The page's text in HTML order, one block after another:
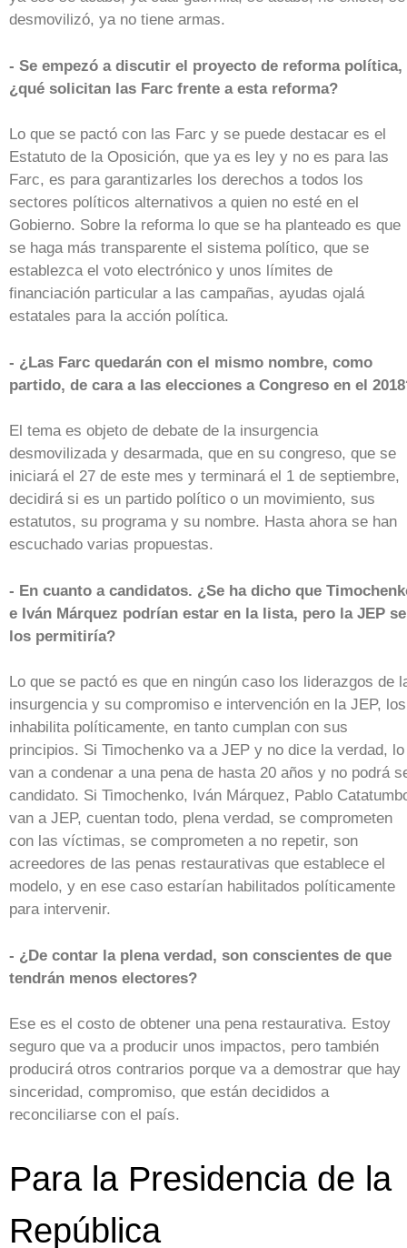
desmovilizó, ya no tiene armas.
- Se empezó a discutir el proyecto de reforma política,
¿qué solicitan las Farc frente a esta reforma?
Lo que se pactó con las Farc y se puede destacar es el
Estatuto de la Oposición, que ya es ley y no es para las
Farc, es para garantizarles los derechos a todos los
sectores políticos alternativos a quien no esté en el
Gobierno. Sobre la reforma lo que se ha planteado es que
se haga más transparente el sistema político, que se
establezca el voto electrónico y unos límites de
financiación particular a las campañas, ayudas ojalá
estatales para la acción política.
- ¿Las Farc quedarán con el mismo nombre, como
partido, de cara a las elecciones a Congreso en el
El tema es objeto de debate de la insurgencia
desmovilizada y desarmada, que en su congreso, que se
iniciará el 27 de este mes y terminará el 1 de septiembre,
decidirá si es un partido político o un movimiento, sus
estatutos, su programa y su nombre. Hasta ahora se han
escuchado varias propuestas.
- En cuanto a candidatos. ¿Se ha dicho que
e Iván Márquez podrían estar en la lista, pero la JEP se
los permitiría?
Lo que se pactó es que en ningún caso los liderazgos de
insurgencia y su compromiso e intervención en la JEP, los
inhabilita políticamente, en tanto cumplan con sus
principios. Si Timochenko va a JEP y no dice la verdad, lo
van a condenar a una pena de hasta 20 años y no podrá
candidato. Si Timochenko, Iván Márquez, Pablo
van a JEP, cuentan todo, plena verdad, se comprometen
con las víctimas, se comprometen a no repetir, son
acreedores de las penas restaurativas que establece el
modelo, y en ese caso estarían habilitados políticamente
para intervenir.
- ¿De contar la plena verdad, son conscientes de que
tendrán menos electores?
Ese es el costo de obtener una pena restaurativa. Estoy
seguro que va a producir unos impactos, pero también
producirá otros contrarios porque va a demostrar que hay
sinceridad, compromiso, que están decididos a
reconciliarse con el país.
Para la Presidencia de la
República